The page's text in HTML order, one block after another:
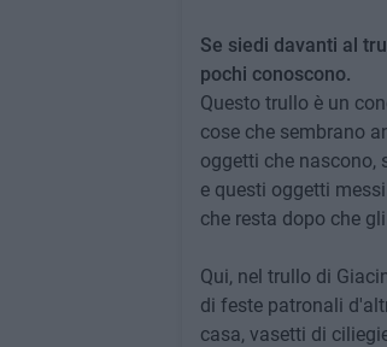
Se siedi davanti al
pochi conoscono.
Questo trullo è un
cose che sembrano
oggetti che nascono,
e questi oggetti
che resta dopo che
Qui, nel trullo di
di feste patronali
casa, vasetti di